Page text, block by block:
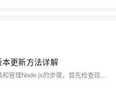
更新方法详解
本指南详细介绍在Linux系统中安装和管理Node.js的步骤。首先检查现有环境，包括查看当前版本和清除旧版本；接着通过NodeSource仓库安装最新版Node.js并验证安装结果。推荐使用nvm（Node Version Manager）进行多版本管理，便于切换和设置默认版本。同时，提供常见问题解决方法，如权限错误处理和全局模块迁移方案，以及版本回滚操作，确保用户能够灵活应对不同需求。